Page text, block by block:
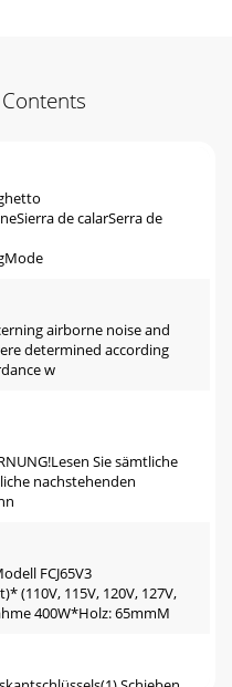
de calarSerra de
airborne noise and
determined according
w
Sie sämtliche
nachstehenden
FCJ65V3
(110V, 115V, 120V, 127V,
400W*Holz: 65mmM